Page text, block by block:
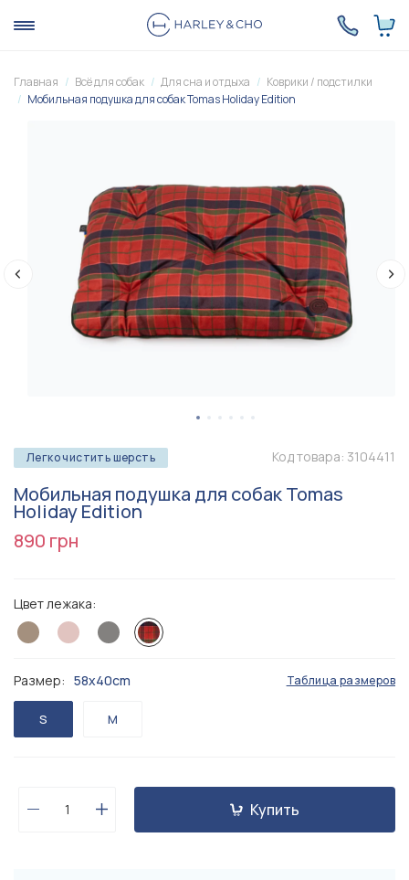
Главная Всё для собак Для сна и отдыха
Коврики / подстилки
Мобильная подушка для собак Tomas Holiday Edition
Легко чистить шерсть Код товара: 3104411
Мобильная подушка для собак Tomas
Holiday Edition
890 грн
Цвет лежака:
Размер: 58х40cm Таблица размеров
S M
Купить